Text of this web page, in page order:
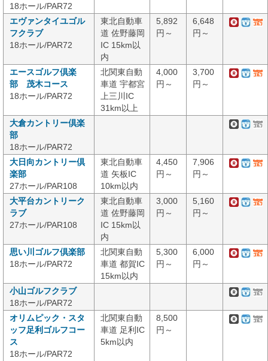
18ホール/PAR72
エヴァンタイユゴル
フクラブ
18ホール/PAR72
東北自動車
道 佐野藤岡
IC 15km以
内
5,892
円～
6,648
円～
エースゴルフ倶楽
部 茂木コース
18ホール/PAR72
北関東自動
車道 宇都宮
上三川IC
31km以上
4,000
円～
3,700
円～
大倉カントリー倶楽
部
18ホール/PAR72
大日向カントリー倶
楽部
27ホール/PAR108
東北自動車
道 矢板IC
10km以内
4,450
円～
7,906
円～
大平台カントリーク
ラブ
27ホール/PAR108
東北自動車
道 佐野藤岡
IC 15km以
内
3,000
円～
5,160
円～
思い川ゴルフ倶楽部
18ホール/PAR72
北関東自動
車道 都賀IC
15km以内
5,300
円～
6,000
円～
小山ゴルフクラブ
18ホール/PAR72
オリムピック・スタ
ッフ足利ゴルフコー
ス
18ホール/PAR72
北関東自動
車道 足利IC
5km以内
8,500
円～